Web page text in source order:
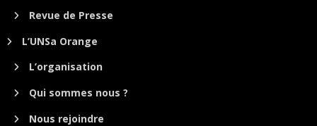
Revue de Presse
L’UNSa Orange
L’organisation
Qui sommes nous ?
Nous rejoindre